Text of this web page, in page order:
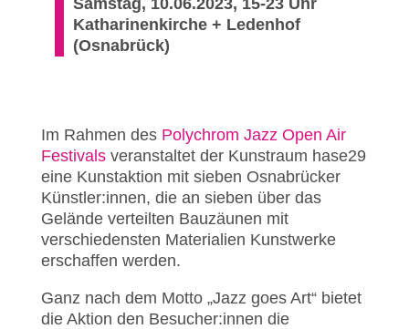
Samstag, 10.06.2023, 15-23 Uhr
Katharinenkirche + Ledenhof
(Osnabrück)
Im Rahmen des Polychrom Jazz Open Air
Festivalsveranstaltet der Kunstraum hase29
eine Kunstaktion mit sieben Osnabrücker
Künstler:innen, die an sieben über das
Gelände verteilten Bauzäunen mit
verschiedensten Materialien Kunstwerke
erschaffen werden.
Ganz nach dem Motto „Jazz goes Art“ bietet
die Aktion den Besucher:innen die